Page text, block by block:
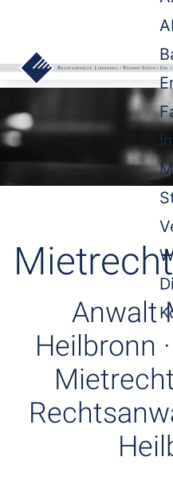
Anwalt
Heilbronn